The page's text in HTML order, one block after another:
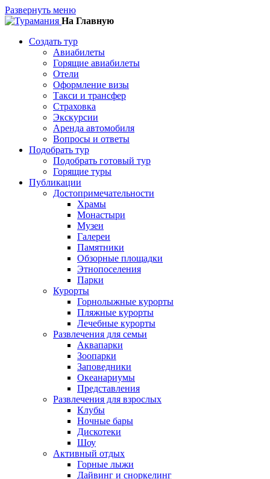
Развернуть меню
На Главную
Создать тур
Авиабилеты
Горящие авиабилеты
Отели
Оформление визы
Такси и трансфер
Страховка
Экскурсии
Аренда автомобиля
Вопросы и ответы
Подобрать тур
Подобрать готовый тур
Горящие туры
Публикации
Достопримечательности
Храмы
Монастыри
Музеи
Галереи
Памятники
Обзорные площадки
Этнопоселения
Парки
Курорты
Горнолыжные курорты
Пляжные курорты
Лечебные курорты
Развлечения для семьи
Аквапарки
Зоопарки
Заповедники
Океанариумы
Представления
Развлечения для взрослых
Клубы
Ночные бары
Дискотеки
Шоу
Активный отдых
Горные лыжи
Дайвинг и сноркелинг